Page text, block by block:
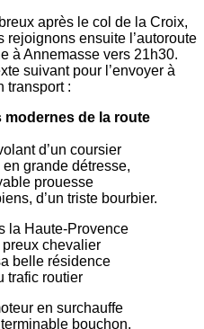
après le col de la Croix,
rejoignons ensuite l’autoroute
à Annemasse vers 21h30.
suivant pour l’envoyer à
transport :
modernes de la route
d’un coursier
grande détresse,
prouesse
d’un triste bourbier.
la Haute-Provence
chevalier
belle résidence
trafic routier
en surchauffe
bouchon,